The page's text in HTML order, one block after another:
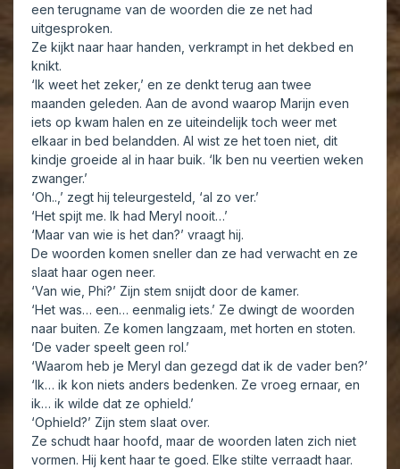
een terugname van de woorden die ze net had
uitgesproken.
Ze kijkt naar haar handen, verkrampt in het dekbed en
knikt.
‘Ik weet het zeker,’ en ze denkt terug aan twee
maanden geleden. Aan de avond waarop Marijn even
iets op kwam halen en ze uiteindelijk toch weer met
elkaar in bed belandden. Al wist ze het toen niet, dit
kindje groeide al in haar buik. ‘Ik ben nu veertien weken
zwanger.’
‘Oh..,’ zegt hij teleurgesteld, ‘al zo ver.’
‘Het spijt me. Ik had Meryl nooit…’
‘Maar van wie is het dan?’ vraagt hij.
De woorden komen sneller dan ze had verwacht en ze
slaat haar ogen neer.
‘Van wie, Phi?’ Zijn stem snijdt door de kamer.
‘Het was… een… eenmalig iets.’ Ze dwingt de woorden
naar buiten. Ze komen langzaam, met horten en stoten.
‘De vader speelt geen rol.’
‘Waarom heb je Meryl dan gezegd dat ik de vader ben?’
‘Ik… ik kon niets anders bedenken. Ze vroeg ernaar, en
ik… ik wilde dat ze ophield.’
‘Ophield?’ Zijn stem slaat over.
Ze schudt haar hoofd, maar de woorden laten zich niet
vormen. Hij kent haar te goed. Elke stilte verraadt haar.